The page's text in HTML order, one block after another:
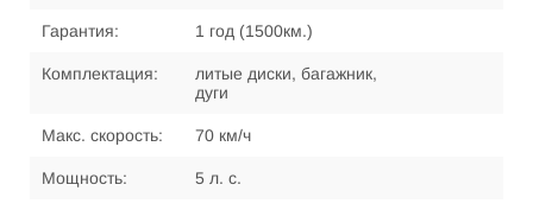
Гарантия: 1 год (1500км.)
Комплектация:
литые диски, багажник,
дуги
Макс. скорость: 70 км/ч
Мощность: 5 л. с.